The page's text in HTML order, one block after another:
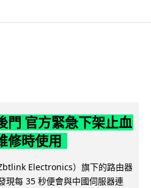
門 官方緊急下架止血
修時使用
Electronics）旗下的路由器
現每 35 秒便會與中國伺服器連